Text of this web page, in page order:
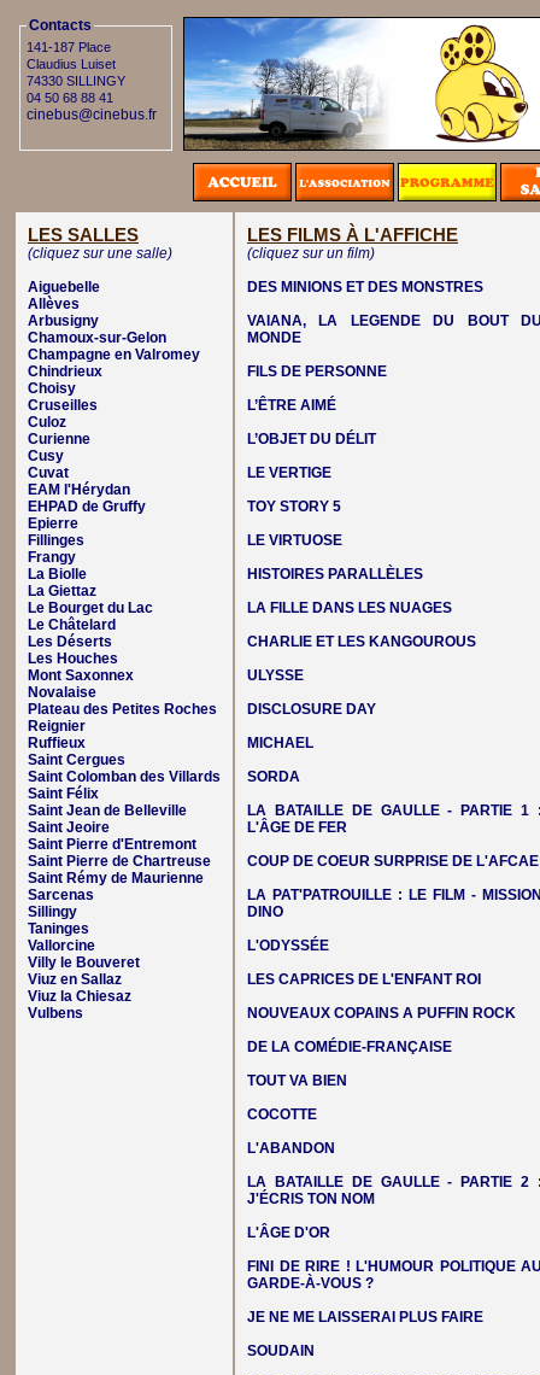
Contacts
141-187 Place
Claudius Luiset
74330 SILLINGY
04 50 68 88 41
cinebus@cinebus.fr
LES SALLES
(cliquez sur une salle)
Aiguebelle
Allèves
Arbusigny
Chamoux-sur-Gelon
Champagne en Valromey
Chindrieux
Choisy
Cruseilles
Culoz
Curienne
Cusy
Cuvat
EAM l'Hérydan
EHPAD de Gruffy
Epierre
Fillinges
Frangy
La Biolle
La Giettaz
Le Bourget du Lac
Le Châtelard
Les Déserts
Les Houches
Mont Saxonnex
Novalaise
Plateau des Petites Roches
Reignier
Ruffieux
Saint Cergues
Saint Colomban des Villards
Saint Félix
Saint Jean de Belleville
Saint Jeoire
Saint Pierre d'Entremont
Saint Pierre de Chartreuse
Saint Rémy de Maurienne
Sarcenas
Sillingy
Taninges
Vallorcine
Villy le Bouveret
Viuz en Sallaz
Viuz la Chiesaz
Vulbens
LES FILMS À L'AFFICHE
(cliquez sur un film)
DES MINIONS ET DES MONSTRES
VAIANA, LA LEGENDE DU BOUT
MONDE
FILS DE PERSONNE
L’ÊTRE AIMÉ
L’OBJET DU DÉLIT
LE VERTIGE
TOY STORY 5
LE VIRTUOSE
HISTOIRES PARALLÈLES
LA FILLE DANS LES NUAGES
CHARLIE ET LES KANGOUROUS
ULYSSE
DISCLOSURE DAY
MICHAEL
SORDA
LA BATAILLE DE GAULLE - PARTIE 1
L'ÂGE DE FER
COUP DE COEUR SURPRISE DE L'AFCAE
LA PAT'PATROUILLE : LE FILM -
DINO
L'ODYSSÉE
LES CAPRICES DE L'ENFANT ROI
NOUVEAUX COPAINS A PUFFIN ROCK
DE LA COMÉDIE-FRANÇAISE
TOUT VA BIEN
COCOTTE
L'ABANDON
LA BATAILLE DE GAULLE - PARTIE 2
J'ÉCRIS TON NOM
L'ÂGE D'OR
FINI DE RIRE ! L'HUMOUR POLITIQUE
GARDE-À-VOUS ?
JE NE ME LAISSERAI PLUS FAIRE
SOUDAIN